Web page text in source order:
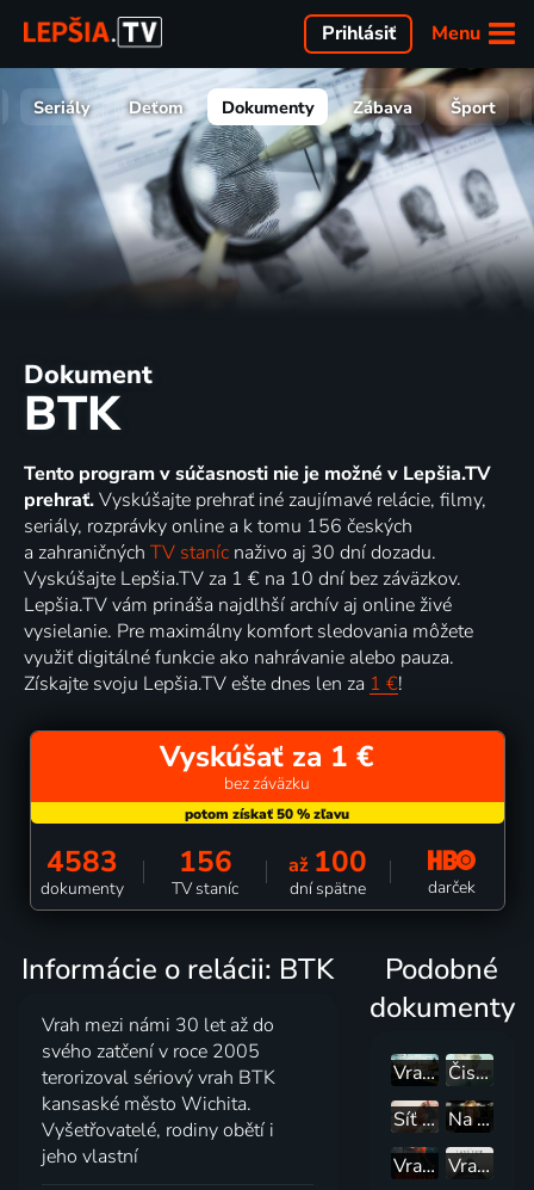
Menu
Prihlásiť
Seriály Deťom Dokumenty Zábava Šport
Dokument
BTK
Tento program v súčasnosti nie je možné v Lepšia.TV
prehrať.Vyskúšajte prehrať iné zaujímavé relácie, filmy,
seriály, rozprávky online a k tomu 156 českých
a zahraničných TV staníc naživo aj 30 dní dozadu.
Vyskúšajte Lepšia.TV za 1 € na 10 dní bez záväzkov.
Lepšia.TV vám prináša najdlhší archív aj online živé
vysielanie. Pre maximálny komfort sledovania môžete
využiť digitálné funkcie ako nahrávanie alebo pauza.
Získajte svoju Lepšia.TV ešte dnes len za 1 €!
Vyskúšať za 1 €
bez záväzku
4583
dokumenty
156
TV staníc
až 100
dní spätne darček
Informácie o relácii: BTK
Vrah mezi námi 30 let až do
svého zatčení v roce 2005
terorizoval sériový vrah BTK
kansaské město Wichita.
Vyšetřovatelé, rodiny obětí i
jeho vlastní
Podobné
dokumenty
Vražda v srdci země
Čistá hrůza
Síť lží
Na stopě s Paulou Zahnovou
Vražda na Elm Street
Vraždy u jezera Erie